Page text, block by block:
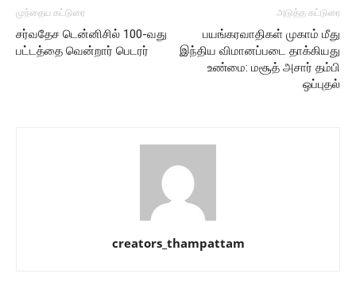
முந்தைய கட்டுரை
சர்வதேச டென்னிசில் 100-வது
பட்டத்தை வென்றார் பெடரர்
அடுத்த கட்டுரை
பயங்கரவாதிகள் முகாம் மீது
இந்திய விமானப்படை தாக்கியது
உண்மை: மசூத் அசார் தம்பி
ஒப்புதல்
creators_thampattam